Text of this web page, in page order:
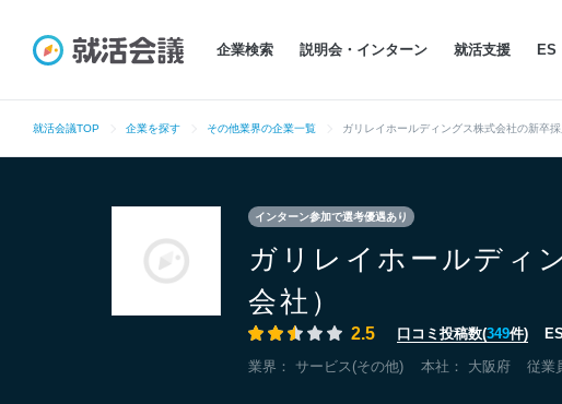
企業検索 説明会・インターン 就活支援 ES
就活会議TOP 企業を探す その他業界の企業一覧 ガリレイホールディングス株式会社の新卒
インターン参加で選考優遇あり
ガリレイホールディ
会社）
2.5 口コミ投稿数(349件)
業界： サービス(その他) 本社： 大阪府 従業